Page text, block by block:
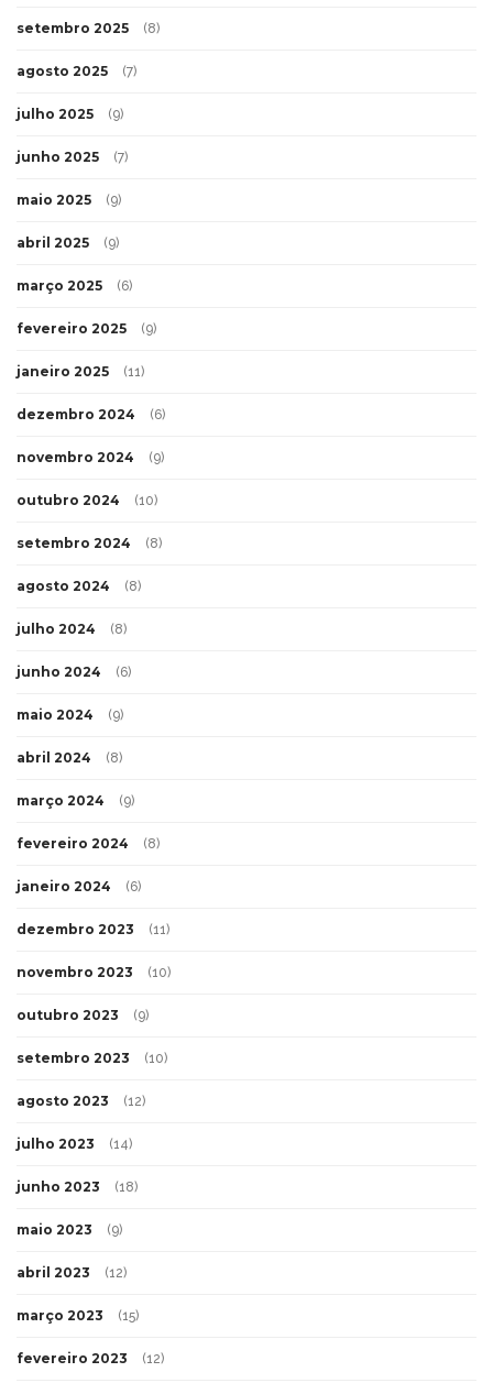
setembro 2025 (8)
agosto 2025 (7)
julho 2025 (9)
junho 2025 (7)
maio 2025 (9)
abril 2025 (9)
março 2025 (6)
fevereiro 2025 (9)
janeiro 2025 (11)
dezembro 2024 (6)
novembro 2024 (9)
outubro 2024 (10)
setembro 2024 (8)
agosto 2024 (8)
julho 2024 (8)
junho 2024 (6)
maio 2024 (9)
abril 2024 (8)
março 2024 (9)
fevereiro 2024 (8)
janeiro 2024 (6)
dezembro 2023 (11)
novembro 2023 (10)
outubro 2023 (9)
setembro 2023 (10)
agosto 2023 (12)
julho 2023 (14)
junho 2023 (18)
maio 2023 (9)
abril 2023 (12)
março 2023 (15)
fevereiro 2023 (12)